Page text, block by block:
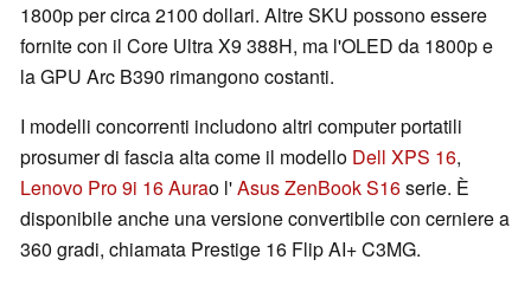
1800p per circa 2100 dollari. Altre SKU possono essere
fornite con il Core Ultra X9 388H, ma l'OLED da 1800p e
la GPU Arc B390 rimangono costanti.
I modelli concorrenti includono altri computer portatili
prosumer di fascia alta come il modello Dell XPS 16,
Lenovo Pro 9i 16 Aurao l'Asus ZenBook S16serie. È
disponibile anche una versione convertibile con cerniere a
360 gradi, chiamata Prestige 16 Flip AI+ C3MG.